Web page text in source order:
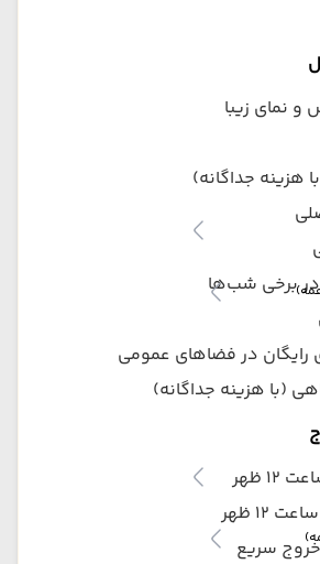
و نمای زیبا
هزینه جداگانه)
برخی شب‌ها
رایگان در فضاهای عمومی
(با هزینه جداگانه)
۱۲ ظهر
۱۲ ظهر
سریع